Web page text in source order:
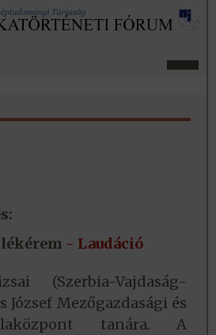
- Laudáció
(Szerbia-Vajdaság-
József Mezőgazdasági és
tanára. A